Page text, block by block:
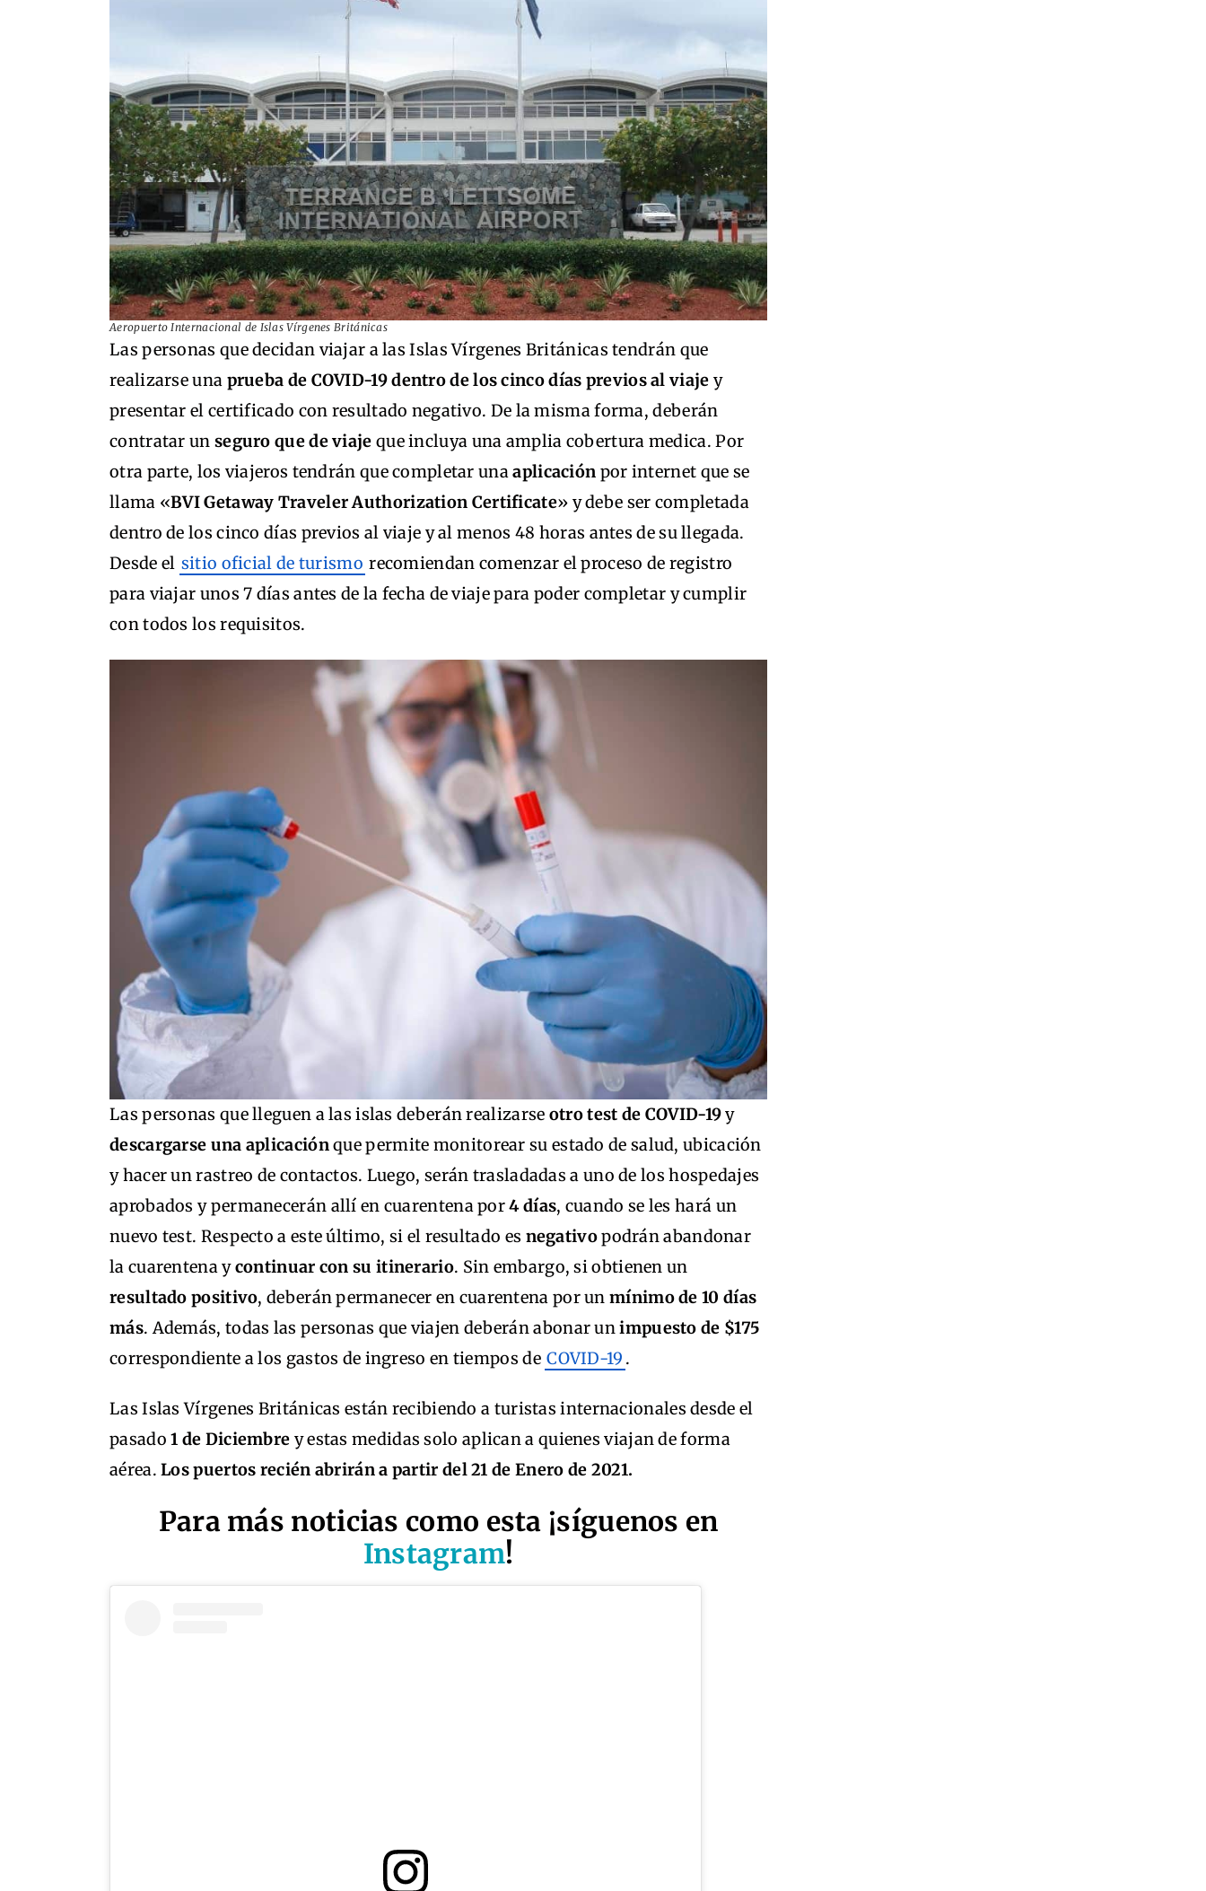
Aeropuerto Internacional de Islas Vírgenes Británicas
Las personas que decidan viajar a las Islas Vírgenes Británicas tendrán que
realizarse una prueba de COVID-19 dentro de los cinco días previos al viaje y
presentar el certificado con resultado negativo. De la misma forma, deberán
contratar un seguro que de viaje que incluya una amplia cobertura medica. Por
otra parte, los viajeros tendrán que completar unaaplicación por internet que se
llama «BVI Getaway Traveler Authorization Certificate» y debe ser completada
dentro de los cinco días previos al viaje y al menos 48 horas antes de su llegada.
Desde el sitio oficial de turismo recomiendan comenzar el proceso de registro
para viajar unos 7 días antes de la fecha de viaje para poder completar y cumplir
con todos los requisitos.
Las personas que lleguen a las islas deberán realizarse otro test de COVID-19y
descargarse una aplicaciónque permite monitorear su estado de salud, ubicación
y hacer un rastreo de contactos. Luego, serán trasladadas a uno de los hospedajes
aprobados y permanecerán allí en cuarentena por4 días, cuando se les hará un
nuevo test. Respecto a este último, si el resultado es negativopodrán abandonar
la cuarentena ycontinuar con su itinerario. Sin embargo, si obtienen un
resultado positivo, deberán permanecer en cuarentena por unmínimo de 10 días
más. Además, todas las personas que viajen deberán abonar unimpuesto de $175
correspondiente a los gastos de ingreso en tiempos de COVID-19 .
Las Islas Vírgenes Británicas están recibiendo a turistas internacionales desde el
pasado1 de Diciembre y estas medidas solo aplican a quienes viajan de forma
aérea. Los puertos recién abrirán a partir del 21 de Enero de 2021.
Para más noticias como esta ¡síguenos en
Instagram!